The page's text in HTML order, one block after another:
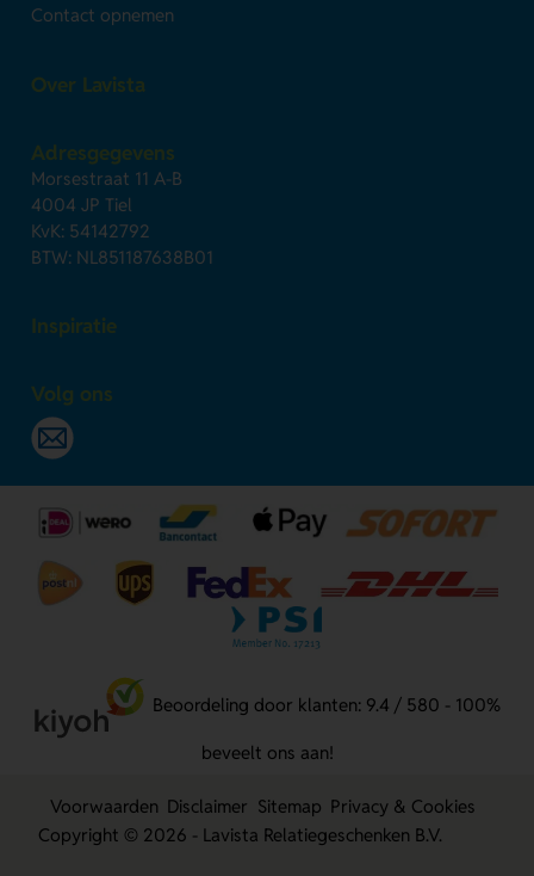
Contact opnemen
Over Lavista
Adresgegevens
Morsestraat 11 A-B
4004 JP Tiel
KvK: 54142792
BTW: NL851187638B01
Inspiratie
Volg ons
Beoordeling door klanten: 9.4 / 580 - 100%
beveelt ons aan!
Voorwaarden Disclaimer Sitemap Privacy & Cookies
Copyright © 2026 - Lavista Relatiegeschenken B.V.